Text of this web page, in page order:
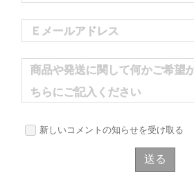
Ｅメールアドレス
商品や発送に関して何かご希望
ちらにご記入ください
新しいコメントの知らせを受け取る
送る